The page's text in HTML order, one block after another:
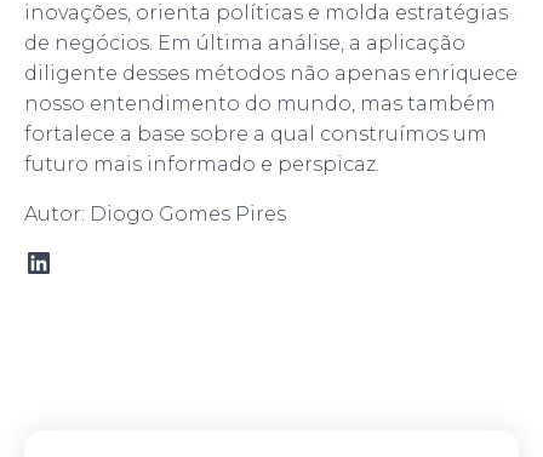
inovações, orienta políticas e molda estratégias
de negócios. Em última análise, a aplicação
diligente desses métodos não apenas enriquece
nosso entendimento do mundo, mas também
fortalece a base sobre a qual construímos um
futuro mais informado e perspicaz.
Autor: Diogo Gomes Pires